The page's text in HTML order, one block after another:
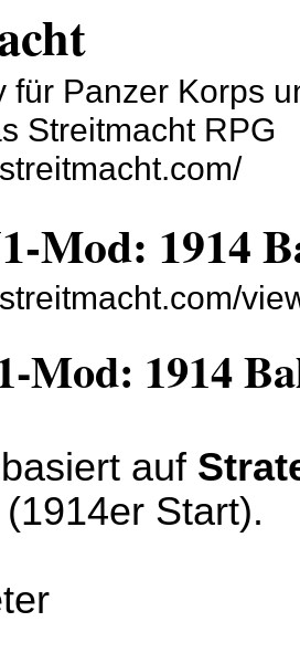
für Panzer Korps
Streitmacht RPG
Mod: 1914
Mod: 1914
auf
(1914er Start).